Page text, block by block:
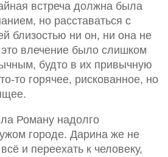
встреча должна была
но расставаться с
близостью ни он, ни она не
влечение было слишком
будто в их привычную
то горячее, рискованное, но
Роману надолго
городе. Дарина же не
и переехать к человеку,